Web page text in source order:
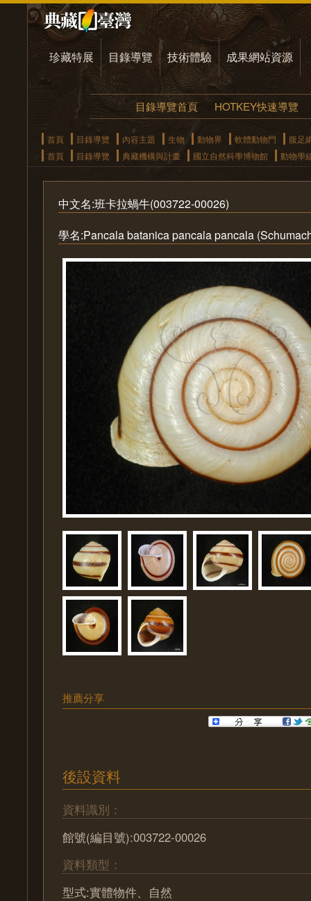
珍藏特展 目錄導覽 技術體驗 成果網站資源
目錄導覽首頁 HOTKEY快速導覽
首頁 目錄導覽 內容主題 生物 動物界 軟體動物門
腹足
首頁
目錄導覽 典藏機構與計畫 國立自然科學博物館 動物學
中文名:班卡拉蝸牛(003722-00026)
學名:Pancala batanica pancala pancala
推薦分享
後設資料
資料識別：
館號(編目號):003722-00026
資料類型：
型式:實體物件、自然